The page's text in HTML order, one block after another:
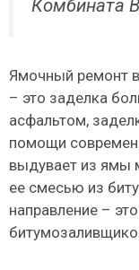
Комбината
Ямочный ремонт
– это заделка
асфальтом,
помощи
выдувает из ямы
ее смесью из
направление –